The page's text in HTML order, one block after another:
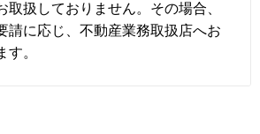
取扱しておりません。その場合、
請に応じ、不動産業務取扱店へお
す。